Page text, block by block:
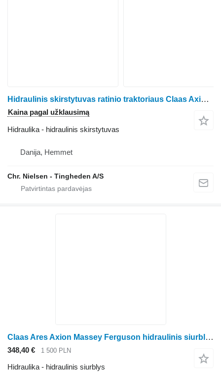
Hidraulinis skirstytuvas ratinio traktoriaus Claas Axion 810
Kaina pagal užklausimą
Hidraulika - hidraulinis skirstytuvas
Danija, Hemmet
Chr. Nielsen - Tingheden A/S
Claas Ares Axion Massey Ferguson hidraulinis siurblys ratinio traktoriaus Massey Ferguson Ares Axion
348,40 € 1 500 PLN
Hidraulika - hidraulinis siurblys